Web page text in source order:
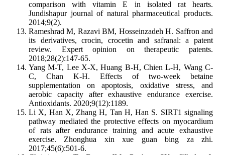
comparison with vitamin E in isolated rat hearts.
Jundishapur journal of natural pharmaceutical products.
2014;9(2).
Rameshrad M, Razavi BM, Hosseinzadeh H. Saffron and
its derivatives, crocin, crocetin and safranal: a patent
review. Expert opinion on therapeutic patents.
2018;28(2):147-65.
Yang M-T, Lee X-X, Huang B-H, Chien L-H, Wang C-
C, Chan K-H. Effects of two-week betaine
supplementation on apoptosis, oxidative stress, and
aerobic capacity after exhaustive endurance exercise.
Antioxidants. 2020;9(12):1189.
Li X, Han X, Zhang H, Tan H, Han S. SIRT1 signaling
pathway mediated the protective effects on myocardium
of rats after endurance training and acute exhaustive
exercise. Zhonghua xin xue guan bing za zhi.
2017;45(6):501-6.